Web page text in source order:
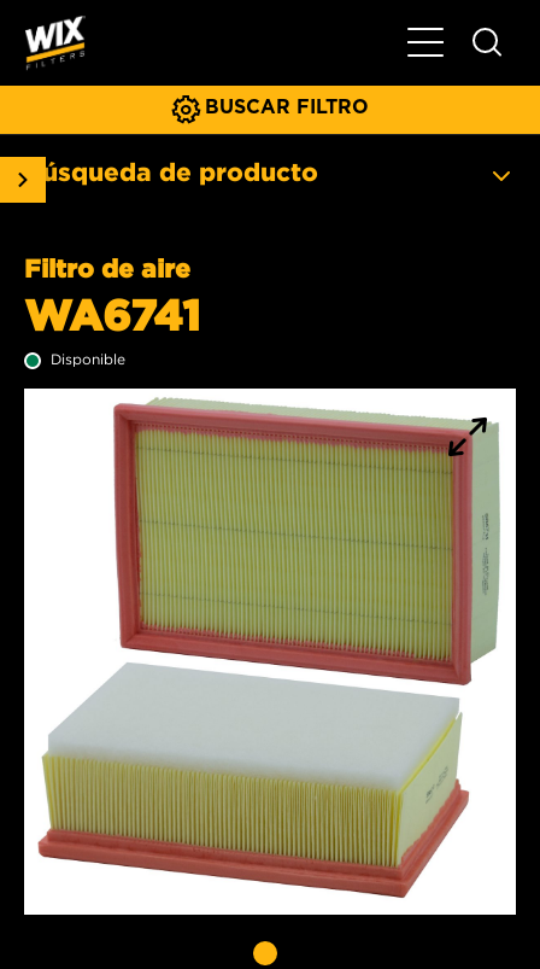
Menú
BUSCAR FILTRO
Búsqueda de producto
Filtro de aire
WA6741
Disponible